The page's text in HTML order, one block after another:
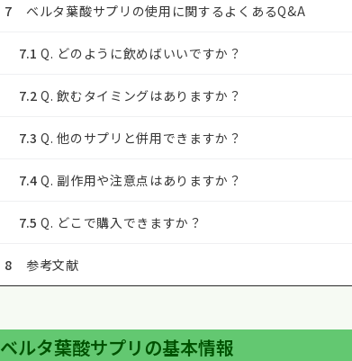
7 ベルタ葉酸サプリの使用に関するよくあるQ&A
7.1 Q. どのように飲めばいいですか？
7.2 Q. 飲むタイミングはありますか？
7.3 Q. 他のサプリと併用できますか？
7.4 Q. 副作用や注意点はありますか？
7.5 Q. どこで購入できますか？
8 参考文献
ベルタ葉酸サプリの基本情報